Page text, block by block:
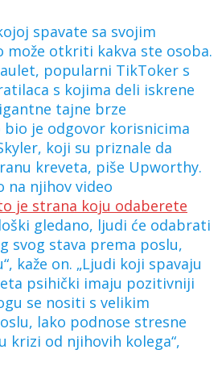
spavate sa svojim
može otkriti kakva ste osoba.
popularni TikToker s
s kojima deli iskrene
tajne brze
bio je odgovor korisnicima
koji su priznale da
kreveta, piše Upworthy.
na njihov video
je strana koju odaberete
gledano, ljudi će odabrati
svog stava prema poslu,
kaže on. „Ljudi koji spavaju
psihički imaju pozitivniji
se nositi s velikim
lako podnose stresne
krizi od njihovih kolega“,